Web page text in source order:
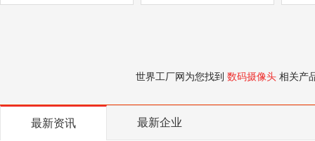
世界工厂网为您找到 数码摄像头 相关产
最新资讯 最新企业